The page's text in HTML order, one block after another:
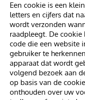
Een cookie is een
letters en cijfers dat
wordt verzonden
raadpleegt. De cookie
code die een website
gebruiker te
apparaat dat wordt
volgend bezoek aan
op basis van de
onthouden over uw